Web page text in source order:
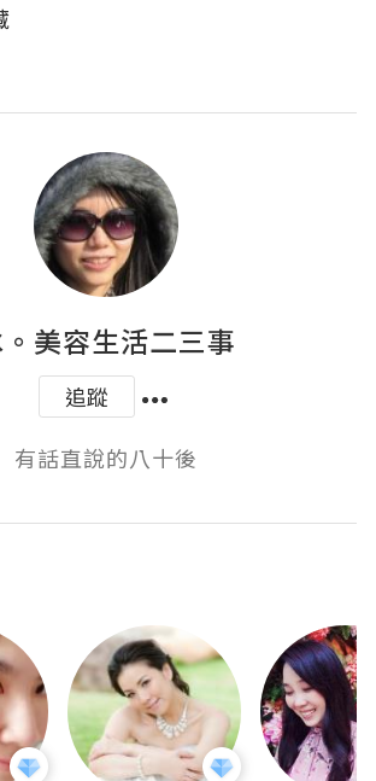
美容生活二三事
追蹤
有話直說的八十後